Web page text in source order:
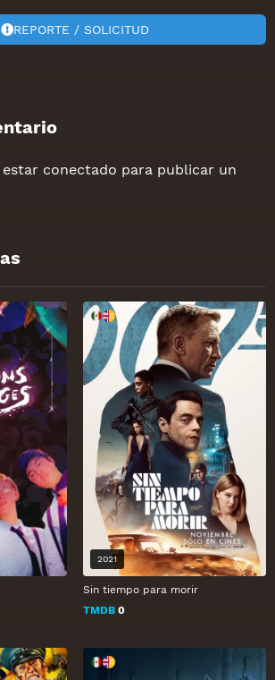
REPORTE / SOLICITUD
conectado para publicar un
Sin tiempo para morir
TMDB 0
2021